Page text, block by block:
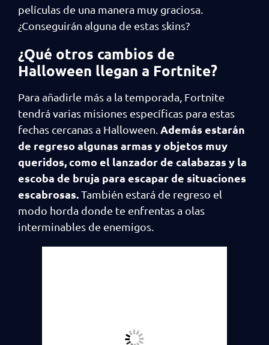
películas de una manera muy graciosa.
¿Conseguirán alguna de estas skins?
¿Qué otros cambios de
Halloween llegan a Fortnite?
Para añadirle más a la temporada, Fortnite
tendrá varias misiones específicas para estas
fechas cercanas a Halloween. Además estarán
de regreso algunas armas y objetos muy
queridos, como el lanzador de calabazas y la
escoba de bruja para escapar de situaciones
escabrosas.También estará de regreso el
modo horda donde te enfrentas a olas
interminables de enemigos.